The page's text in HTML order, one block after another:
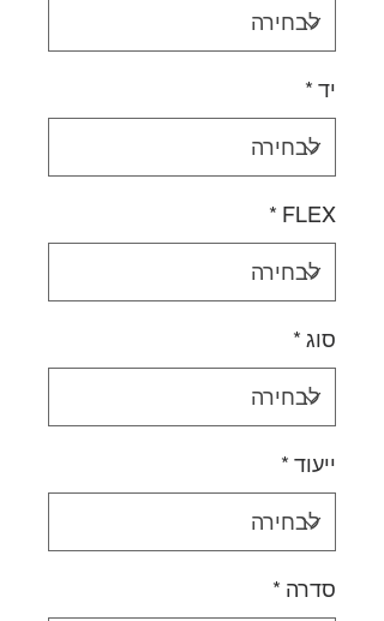
יד *
FLEX
*
סוג *
ייעוד *
סדרה *